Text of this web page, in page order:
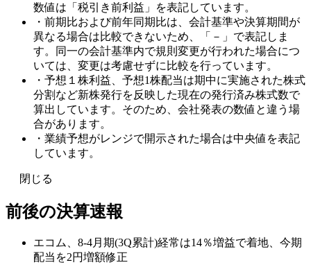
数値は「税引き前利益」を表記しています。
・前期比および前年同期比は、会計基準や決算期間が
異なる場合は比較できないため、「－」で表記しま
す。同一の会計基準内で規則変更が行われた場合につ
いては、変更は考慮せずに比較を行っています。
・予想１株利益、予想1株配当は期中に実施された株式
分割など新株発行を反映した現在の発行済み株式数で
算出しています。そのため、会社発表の数値と違う場
合があります。
・業績予想がレンジで開示された場合は中央値を表記
しています。
閉じる
前後の決算速報
エコム、8-4月期(3Q累計)経常は14％増益で着地、今期
配当を2円増額修正